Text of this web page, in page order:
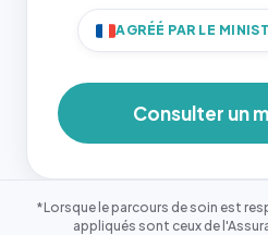
AGRÉÉ PAR LE
Consulter un
*Lorsque le parcours de soin est
appliqués sont ceux de